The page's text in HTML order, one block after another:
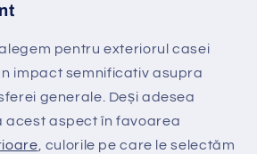
pentru exteriorul casei
impact semnificativ asupra
generale. Deși adesea
acest aspect în favoarea
, culorile pe care le selectăm